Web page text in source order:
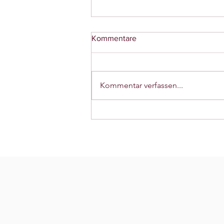
Kommentare
Kommentar verfassen...